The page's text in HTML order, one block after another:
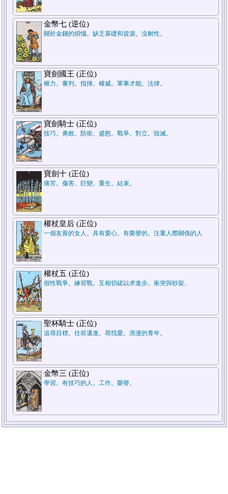
金幣七 (逆位)
關於金錢的煩惱。缺乏基礎和資源。沒耐性。
寶劍國王 (正位)
權力。審判。指揮。權威。軍事才能。法律。
寶劍騎士 (正位)
技巧。勇敢。防衛。盛怒。戰爭。對立。毀滅。
寶劍十 (正位)
痛苦。傷害。巨變。重生。結束。
權杖皇后 (正位)
一個友善的女人。具有愛心。有榮譽的。注重人際關係的人
權杖五 (正位)
假性戰爭。練習戰。互相切磋以求進步。衝突與吵架。
聖杯騎士 (正位)
追尋目標。往前邁進。尋找愛。浪漫的青年。
金幣三 (正位)
學習。有技巧的人。工作。榮譽。